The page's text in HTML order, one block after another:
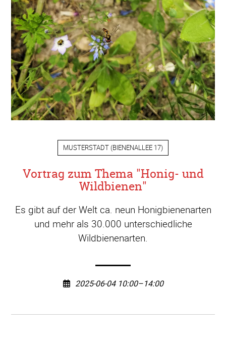
MUSTERSTADT (BIENENALLEE 17)
Vortrag zum Thema "Honig- und
Wildbienen"
Es gibt auf der Welt ca. neun Honigbienenarten
und mehr als 30.000 unterschiedliche
Wildbienenarten.
2025-06-04 10:00–14:00